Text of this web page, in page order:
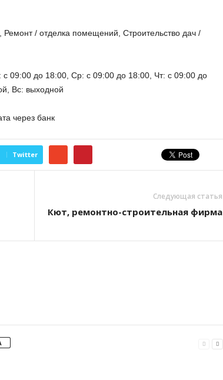
Ремонт / отделка помещений, Строительство дач /
09:00 до 18:00, Ср: с 09:00 до 18:00, Чт: с 09:00 до
Вс: выходной
через банк
Twitter
Следующая статья
Кют, ремонтно-строительная фирма